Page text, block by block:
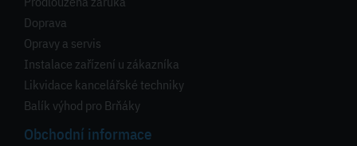
Doprava
Opravy a servis
Instalace zařízení u zákazníka
Likvidace kancelářské techniky
Balík výhod pro Brňáky
Obchodní informace